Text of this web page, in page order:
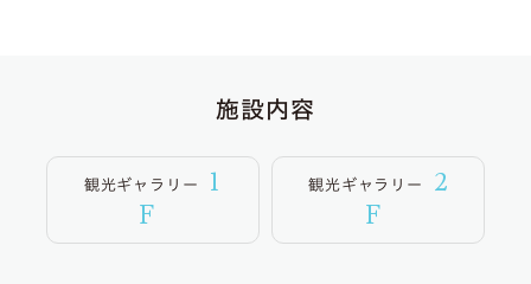
施設内容
観光ギャラリー
1
F
観光ギャラリー
2
F